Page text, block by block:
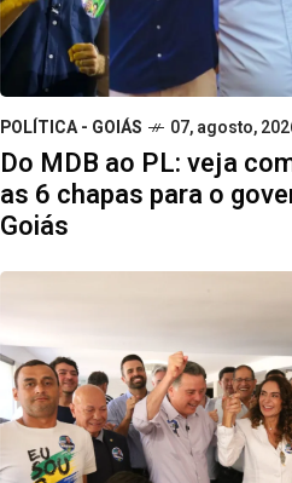
POLÍTICA - GOIÁS 07, agosto,
Do MDB ao PL: veja
as 6 chapas para o
Goiás